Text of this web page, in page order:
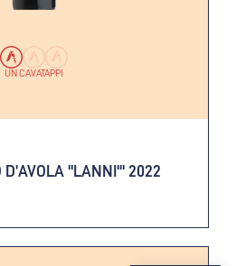
UN CAVATAPPI
"LANNI'" 2022